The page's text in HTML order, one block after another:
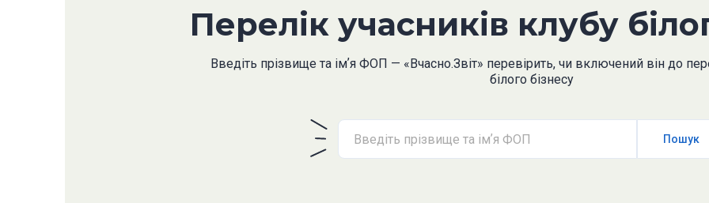
Перелік учасників клубу
Введіть прізвище та імʼя ФОП — «Вчасно.Звіт» перевірить, чи включений він до
білого бізнесу
Введіть прізвище та імʼя ФОП Пошук